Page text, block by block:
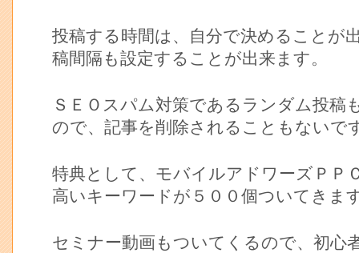
投稿する時間は、自分で決めることが
稿間隔も設定することが出来ます。
ＳＥＯスパム対策であるランダム投稿
ので、記事を削除されることもないで
特典として、モバイルアドワーズＰＰ
高いキーワードが５００個ついてきま
セミナー動画もついてくるので、初心